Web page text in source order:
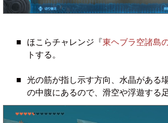
■ ほこらチャレンジ『東ヘブラ空諸島
トする。
■
光の筋が指し示す方向、水晶がある
の中腹にあるので、滑空や浮遊する